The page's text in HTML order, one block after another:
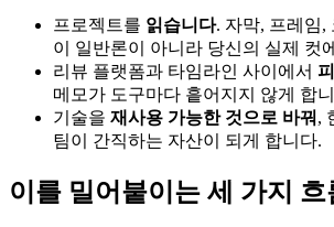
프로젝트를 읽습니다. 자막, 프레임,
이 일반론이 아니라 당신의 실제 컷
리뷰 플랫폼과 타임라인 사이에서
메모가 도구마다 흩어지지 않게 합
기술을 재사용 가능한 것으로 바꿔 ,
팀이 간직하는 자산이 되게 합니다.
이를 밀어붙이는 세 가지 흐